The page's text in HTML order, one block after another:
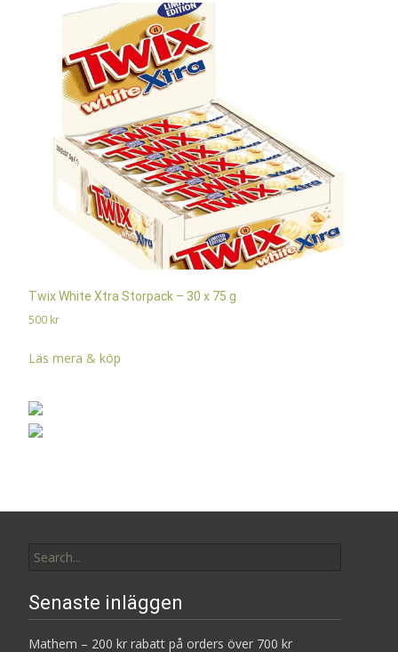
Twix White Xtra Storpack – 30 x 75 g
500 kr
Läs mera & köp
for:
Senaste inläggen
Mathem – 200 kr rabatt på orders över 700 kr